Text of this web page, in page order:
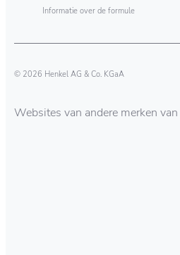
Informatie over de formule
© 2026 Henkel AG & Co. KGaA
Websites van andere merken